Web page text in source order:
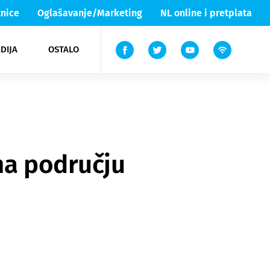
Oglašavanje/Marketing NL online i pretplata
OSTALO
Lika & Senj
TV
području